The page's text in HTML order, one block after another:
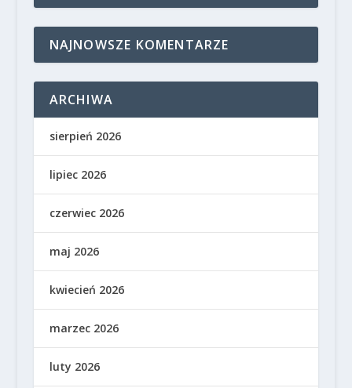
NAJNOWSZE KOMENTARZE
ARCHIWA
sierpień 2026
lipiec 2026
czerwiec 2026
maj 2026
kwiecień 2026
marzec 2026
luty 2026